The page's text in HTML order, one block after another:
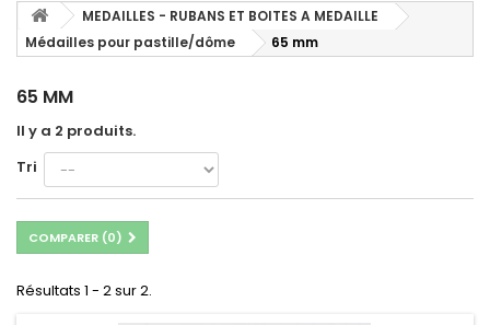
MEDAILLES - RUBANS ET BOITES A MEDAILLE
Médailles pour pastille/dôme
65 mm
65 MM
Il y a 2 produits.
Tri
COMPARER (0)
Résultats 1 - 2 sur 2.